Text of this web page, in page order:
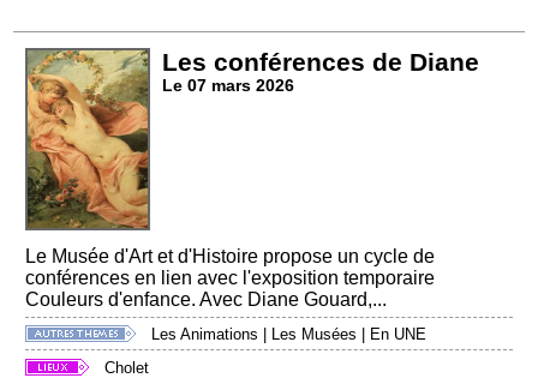
Les conférences de Diane
Le 07 mars 2026
Le Musée d'Art et d'Histoire propose un cycle de
conférences en lien avec l'exposition temporaire
Couleurs d'enfance. Avec Diane Gouard,...
Les Animations Les Musées
En UNE
Cholet